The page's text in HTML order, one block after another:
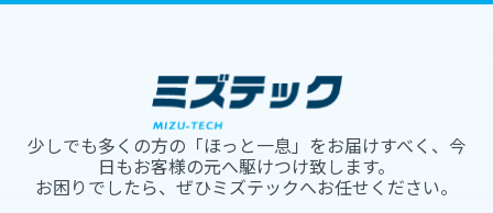
少しでも多くの方の「ほっと一息」をお届けすべく、今
日もお客様の元へ駆けつけ致します。
お困りでしたら、ぜひミズテックへお任せください。